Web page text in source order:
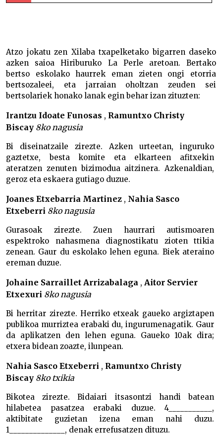
Atzo jokatu zen Xilaba txapelketako bigarren daseko
azken saioa Hiriburuko La Perle aretoan. Bertako
bertso eskolako haurrek eman zieten ongi etorria
bertsozaleei, eta jarraian oholtzan zeuden sei
bertsolariek honako lanak egin behar izan zituzten:
Irantzu Idoate Funosas , Ramuntxo Christy
Biscay 8ko nagusia
Bi diseinatzaile zirezte. Azken urteetan, inguruko
gaztetxe, besta komite eta elkarteen afitxekin
ateratzen zenuten bizimodua aitzinera. Azkenaldian,
geroz eta eskaera gutiago duzue.
Joanes Etxebarria Martinez , Nahia Sasco
Etxeberri 8ko nagusia
Gurasoak zirezte. Zuen haurrari autismoaren
espektroko nahasmena diagnostikatu zioten ttikia
zenean. Gaur du eskolako lehen eguna. Biek ateraino
ereman duzue.
Johaine Sarraillet Arrizabalaga , Aitor Servier
Etxexuri 8ko nagusia
Bi herritar zirezte. Herriko etxeak gaueko argiztapen
publikoa murriztea erabaki du, ingurumenagatik. Gaur
da aplikatzen den lehen eguna. Gaueko 10ak dira;
etxera bidean zoazte, ilunpean.
Nahia Sasco Etxeberri , Ramuntxo Christy
Biscay 8ko txikia
Bikotea zirezte. Bidaiari itsasontzi handi batean
hilabetea pasatzea erabaki duzue. 4___________,
aktibitate guzietan izena eman nahi duzu.
1______________, denak errefusatzen dituzu.